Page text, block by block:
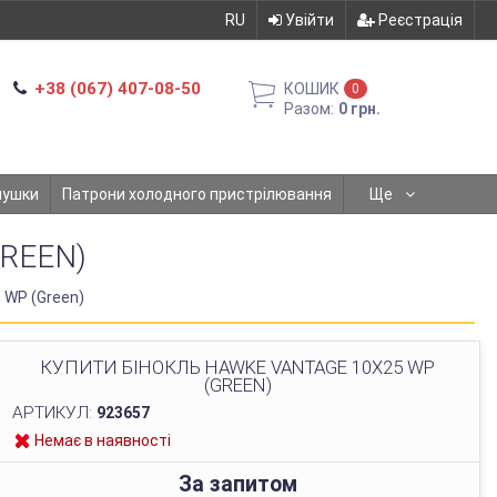
RU Увійти Реєстрація
+38 (067) 407-08-50 КОШИК 0
Разом: 0 грн.
Патрони холодного пристрілювання Ще
(Green)
КУПИТИ БІНОКЛЬ HAWKE VANTAGE 10X25 WP
(GREEN)
АРТИКУЛ: 923657
Немає в наявності
За запитом